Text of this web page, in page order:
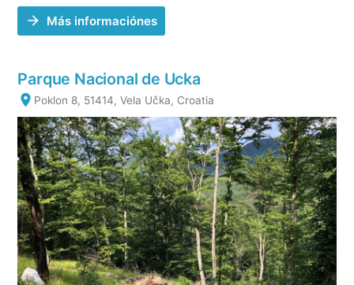
Más informaciónes
Parque Nacional de Ucka
Poklon 8, 51414, Vela Učka, Croatia